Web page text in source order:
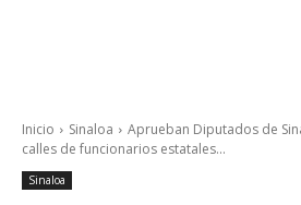
Inicio Sinaloa
Aprueban Diputados de
calles de funcionarios estatales...
Sinaloa